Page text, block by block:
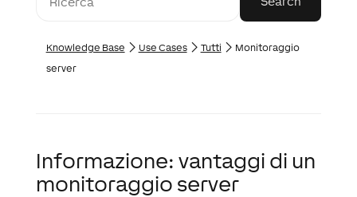
Knowledge Base Use Cases Tutti
Monitoraggio
server
Informazione: vantaggi di un
monitoraggio server